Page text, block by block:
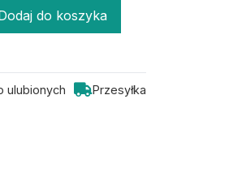
do koszyka
ulubionych Przesyłka